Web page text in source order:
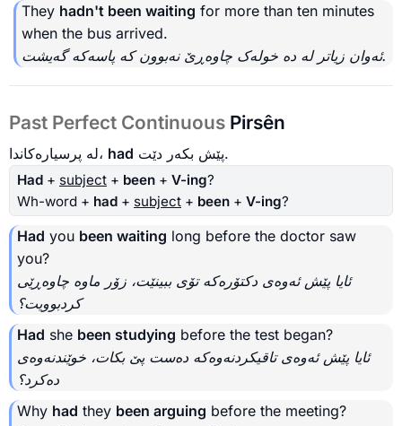
They hadn't been waiting for more than ten minutes
when the bus arrived.
ئەوان زیاتر لە دە خولەک چاوەڕێ نەبوون کە پاسەکە گەیشت.
Past Perfect Continuous Pirsên
لە پرسیارەکاندا، had پێش بکەر دێت.
Had + subject + been + V-ing?
Wh-word + had + subject + been + V-ing?
Had you been waiting long before the doctor saw
you?
ئایا پێش ئەوەی دکتۆرەکە تۆی ببینێت، زۆر ماوە چاوەڕێی
کردبوویت؟
Had she been studying before the test began?
ئایا پێش ئەوەی تاقیکردنەوەکە دەست پێ بکات، خوێندنەوەی
دەکرد؟
Why had they been arguing before the meeting?